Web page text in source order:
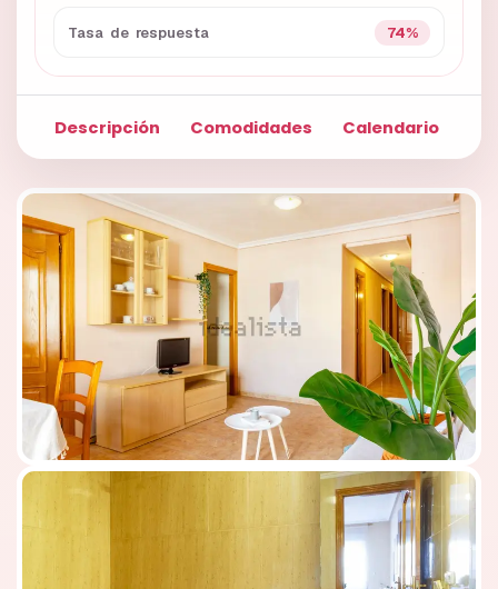
Tasa de respuesta 74%
Descripción Comodidades Calendario